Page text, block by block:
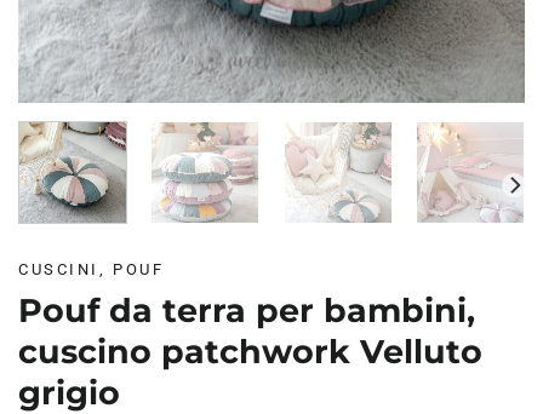
CUSCINI, POUF
Pouf da terra per bambini,
cuscino patchwork Velluto
grigio